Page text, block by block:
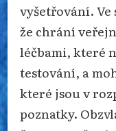
vyšetřování. Ve
že chrání
léčbami, které
testování, a
které jsou v
poznatky.